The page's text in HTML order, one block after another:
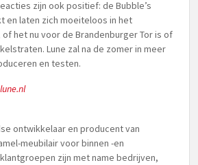
zijn ook positief: de Bubble’s
en laten zich moeiteloos in het
het nu voor de Brandenburger Tor is of
Lune zal na de zomer in meer
en testen.
ontwikkelaar en producent van
meubilair voor binnen -en
zijn met name bedrijven,